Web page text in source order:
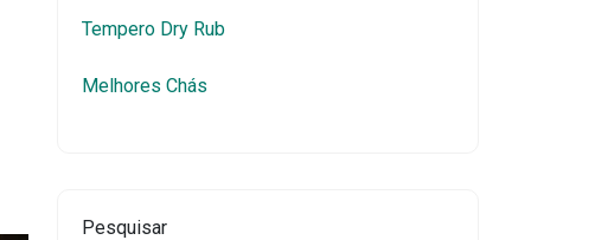
Tempero Dry Rub
Melhores Chás
Pesquisar